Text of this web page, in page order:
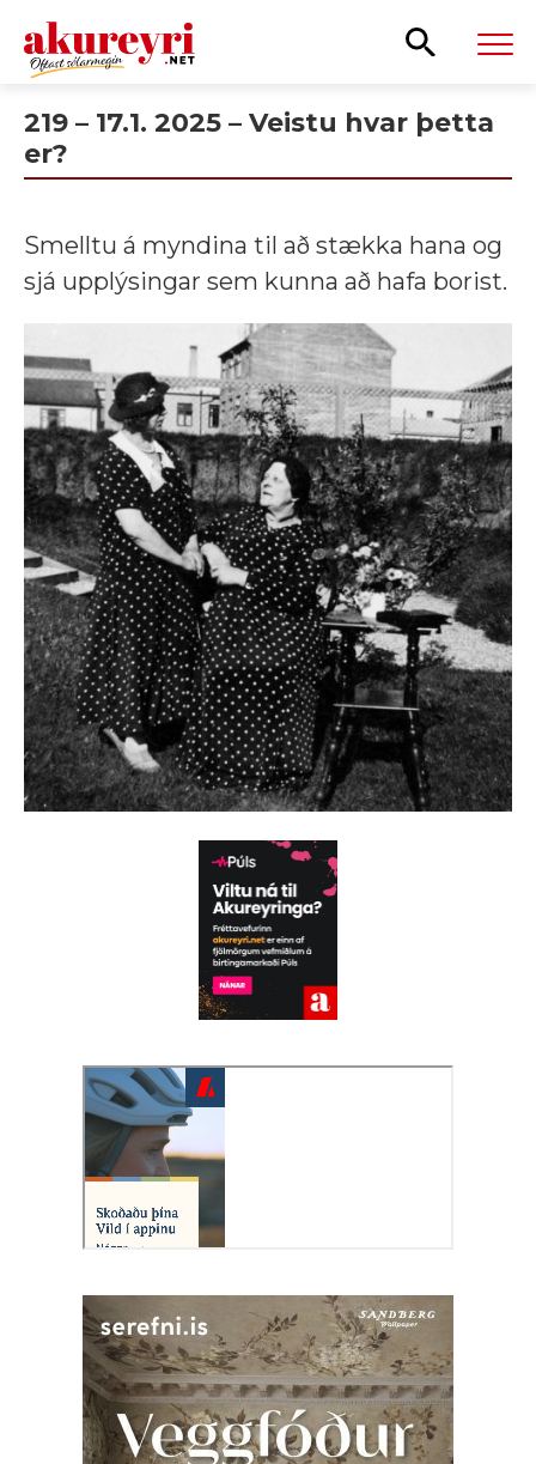
Leita
219 – 17.1. 2025 – Veistu hvar þetta
er?
Smelltu á myndina til að stækka hana og
sjá upplýsingar sem kunna að hafa borist.